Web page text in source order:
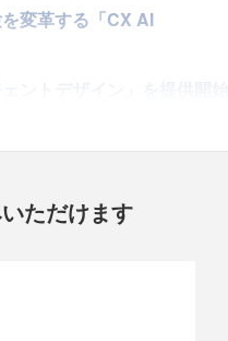
変革する「CX AI
ただけます